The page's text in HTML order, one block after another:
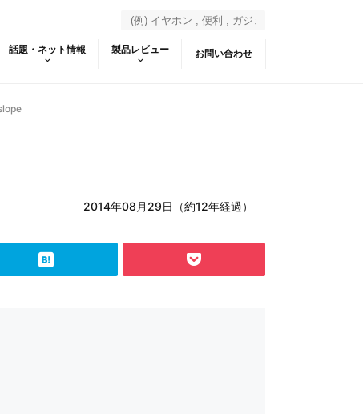
話題・ネット情報 製品レビュー お問い合わせ
2014年08月29日（約12年経過）